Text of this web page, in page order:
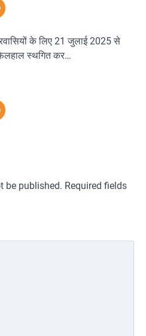
के लिए 21 जुलाई 2025 से
स्थगित कर…
be published. Required fields